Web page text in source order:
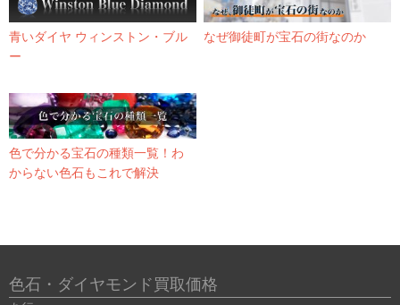
青いダイヤ ウィンストン・ブル
ー
なぜ御徒町が宝石の街なのか
色で分かる宝石の種類一覧！わ
からない色石もこれで解決
色石・ダイヤモンド買取価格